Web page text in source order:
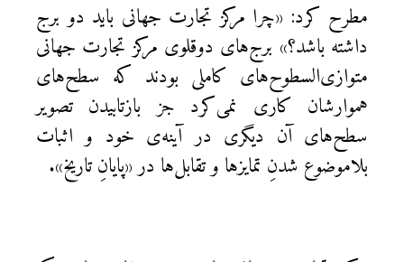
مطرح کرد: «چرا مرکز تجارت جهانی باید دو برج
داشته باشد؟» برج‌های دوقلوی مرکز تجارت جهانی
متوازی‌السطوح‌های کاملی بودند که سطح‌های
هموارشان کاری نمی‌کرد جز بازتابیدن تصویر
سطح‌های آن دیگری در آینه‌ی خود و اثبات
بلاموضوع شدنِ تمایزها و تقابل‌ها در «پایانِ تاریخ».